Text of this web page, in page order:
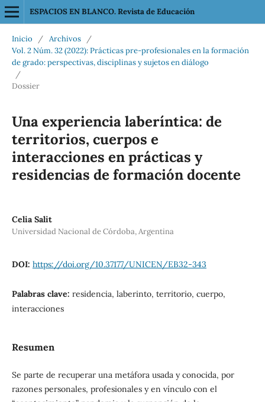
ESPACIOS EN BLANCO. Revista de Educación
Inicio / Archivos
/
Vol. 2 Núm. 32 (2022): Prácticas pre-profesionales en la formación
de grado: perspectivas, disciplinas y sujetos en diálogo
/
Dossier
Una experiencia laberíntica: de
territorios, cuerpos e
interacciones en prácticas y
residencias de formación docente
Celia Salit
Universidad Nacional de Córdoba, Argentina
DOI: https://doi.org/10.37177/UNICEN/EB32-343
Palabras clave: residencia, laberinto, territorio, cuerpo,
interacciones
Resumen
Se parte de recuperar una metáfora usada y conocida, por
razones personales, profesionales y en vínculo con el